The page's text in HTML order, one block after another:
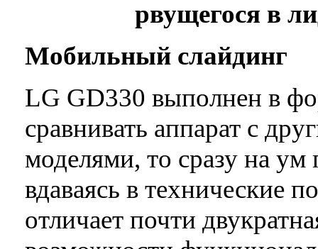
рвущегося в
Мобильный слайдинг
LG GD330 выполнен в
сравнивать аппарат с
моделями, то сразу на
вдаваясь в технические
отличает почти